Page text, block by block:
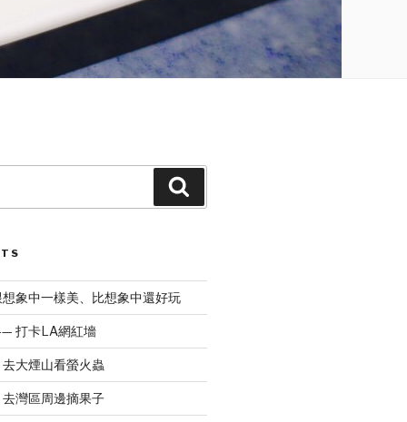
象中一樣美、比想象中還好玩
打卡LA網紅墻
大煙山看螢火蟲
灣區周邊摘果子